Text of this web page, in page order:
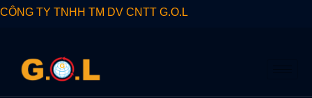
CÔNG TY TNHH TM DV CNTT G.O.L